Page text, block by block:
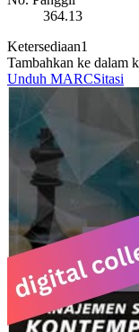
364.13
Ketersediaan1
Tambahkan ke dalam
Unduh MARCSitasi